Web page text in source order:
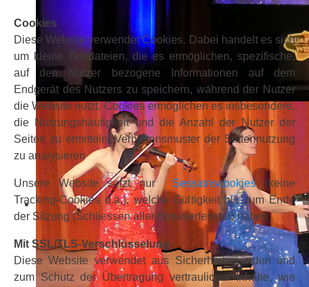
Cookies
Diese Website verwendet Cookies. Dabei handelt es sich
um kleine Textdateien, die es ermöglichen, spezifische,
auf den Nutzer bezogene Informationen auf dem
Endgerät des Nutzers zu speichern, während der Nutzer
die Website nutzt. Cookies ermöglichen es insbesondere,
die Nutzungshäufigkeit und die Anzahl der Nutzer der
Seiten zu ermitteln, Verhaltensmuster der Seitennutzung
zu analysieren
Unsere Website setzt nurSessionscookies(keine
Tracking-Cookies o.ä.), welche Gültigkeit bis zum Ende
der Sitzung (Schliessen aller Browserfenster) haben
Mit SSL/TLS-Verschlüsselung
Diese Website verwendet aus Sicherheitsgründen und
zum Schutz der Übertragung vertraulicher Inhalte, wie